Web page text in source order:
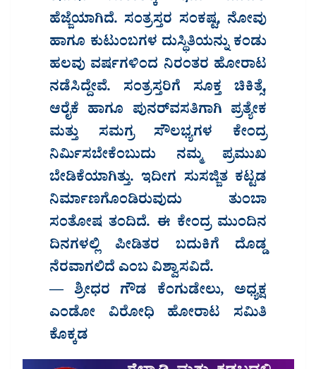
ಹೆಜ್ಜೆಯಾಗಿದೆ. ಸಂತ್ರಸ್ತರ ಸಂಕಷ್ಟ, ನೋವು
ಹಾಗೂ ಕುಟುಂಬಗಳ ದುಸ್ಥಿತಿಯನ್ನು ಕಂಡು
ಹಲವು ವರ್ಷಗಳಿಂದ ನಿರಂತರ ಹೋರಾಟ
ನಡೆಸಿದ್ದೇವೆ. ಸಂತ್ರಸ್ತರಿಗೆ ಸೂಕ್ತ ಚಿಕಿತ್ಸೆ,
ಆರೈಕೆ ಹಾಗೂ ಪುನರ್‌ವಸತಿಗಾಗಿ ಪ್ರತ್ಯೇಕ
ಮತ್ತು ಸಮಗ್ರ ಸೌಲಭ್ಯಗಳ ಕೇಂದ್ರ
ನಿರ್ಮಿಸಬೇಕೆಂಬುದು ನಮ್ಮ ಪ್ರಮುಖ
ಬೇಡಿಕೆಯಾಗಿತ್ತು. ಇದೀಗ ಸುಸಜ್ಜಿತ ಕಟ್ಟಡ
ನಿರ್ಮಾಣಗೊಂಡಿರುವುದು ತುಂಬಾ
ಸಂತೋಷ ತಂದಿದೆ. ಈ ಕೇಂದ್ರ ಮುಂದಿನ
ದಿನಗಳಲ್ಲಿ ಪೀಡಿತರ ಬದುಕಿಗೆ ದೊಡ್ಡ
ನೆರವಾಗಲಿದೆ ಎಂಬ ವಿಶ್ವಾಸವಿದೆ.
— ಶ್ರೀಧರ ಗೌಡ ಕೆಂಗುಡೇಲು, ಅಧ್ಯಕ್ಷ
ಎಂಡೋ ವಿರೋಧಿ ಹೋರಾಟ ಸಮಿತಿ
ಕೊಕ್ಕಡ